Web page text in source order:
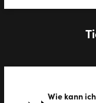
Wie kann